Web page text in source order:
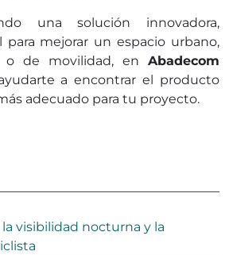
una solución innovadora,
para mejorar un espacio urbano,
o de movilidad, en Abadecom
a encontrar el producto
adecuado para tu proyecto.
de entradas
visibilidad nocturna y la